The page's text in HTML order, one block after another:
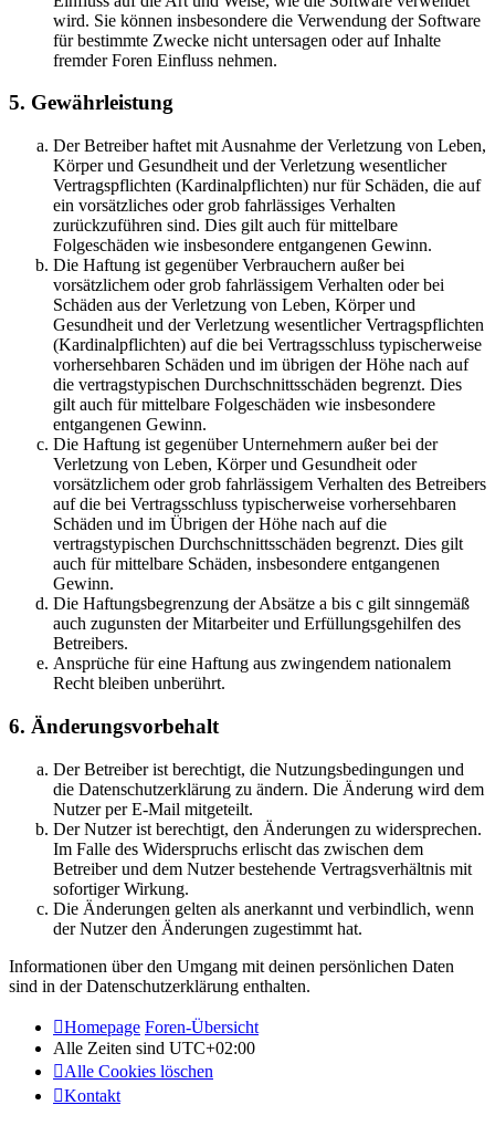
wird. Sie können insbesondere die Verwendung der Software
für bestimmte Zwecke nicht untersagen oder auf Inhalte
fremder Foren Einfluss nehmen.
5. Gewährleistung
Der Betreiber haftet mit Ausnahme der Verletzung von Leben,
Körper und Gesundheit und der Verletzung wesentlicher
Vertragspflichten (Kardinalpflichten) nur für Schäden, die auf
ein vorsätzliches oder grob fahrlässiges Verhalten
zurückzuführen sind. Dies gilt auch für mittelbare
Folgeschäden wie insbesondere entgangenen Gewinn.
Die Haftung ist gegenüber Verbrauchern außer bei
vorsätzlichem oder grob fahrlässigem Verhalten oder bei
Schäden aus der Verletzung von Leben, Körper und
Gesundheit und der Verletzung wesentlicher Vertragspflichten
(Kardinalpflichten) auf die bei Vertragsschluss typischerweise
vorhersehbaren Schäden und im übrigen der Höhe nach auf
die vertragstypischen Durchschnittsschäden begrenzt. Dies
gilt auch für mittelbare Folgeschäden wie insbesondere
entgangenen Gewinn.
Die Haftung ist gegenüber Unternehmern außer bei der
Verletzung von Leben, Körper und Gesundheit oder
vorsätzlichem oder grob fahrlässigem Verhalten des Betreibers
auf die bei Vertragsschluss typischerweise vorhersehbaren
Schäden und im Übrigen der Höhe nach auf die
vertragstypischen Durchschnittsschäden begrenzt. Dies gilt
auch für mittelbare Schäden, insbesondere entgangenen
Gewinn.
Die Haftungsbegrenzung der Absätze a bis c gilt sinngemäß
auch zugunsten der Mitarbeiter und Erfüllungsgehilfen des
Betreibers.
Ansprüche für eine Haftung aus zwingendem nationalem
Recht bleiben unberührt.
6. Änderungsvorbehalt
Der Betreiber ist berechtigt, die Nutzungsbedingungen und
die Datenschutzerklärung zu ändern. Die Änderung wird dem
Nutzer per E-Mail mitgeteilt.
Der Nutzer ist berechtigt, den Änderungen zu widersprechen.
Im Falle des Widerspruchs erlischt das zwischen dem
Betreiber und dem Nutzer bestehende Vertragsverhältnis mit
sofortiger Wirkung.
Die Änderungen gelten als anerkannt und verbindlich, wenn
der Nutzer den Änderungen zugestimmt hat.
Informationen über den Umgang mit deinen persönlichen Daten
sind in der Datenschutzerklärung enthalten.
Homepage Foren-Übersicht
Alle Zeiten sind UTC+02:00
Alle Cookies löschen
Kontakt